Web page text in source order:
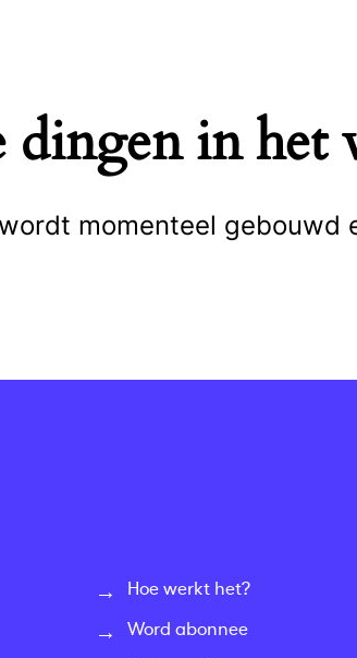
in het
momenteel gebouwd
Hoe werkt het?
Word abonnee